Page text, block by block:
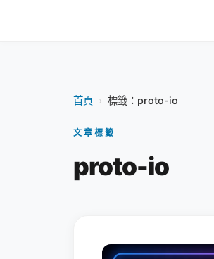
首頁 › 標籤：proto-io
文章標籤
proto-io